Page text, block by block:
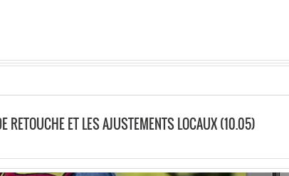
RETOUCHE ET LES AJUSTEMENTS LOCAUX (10.05)